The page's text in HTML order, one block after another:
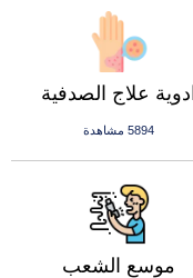
ادوية علاج الصدفية
5894 مشاهدة
موسع الشعب